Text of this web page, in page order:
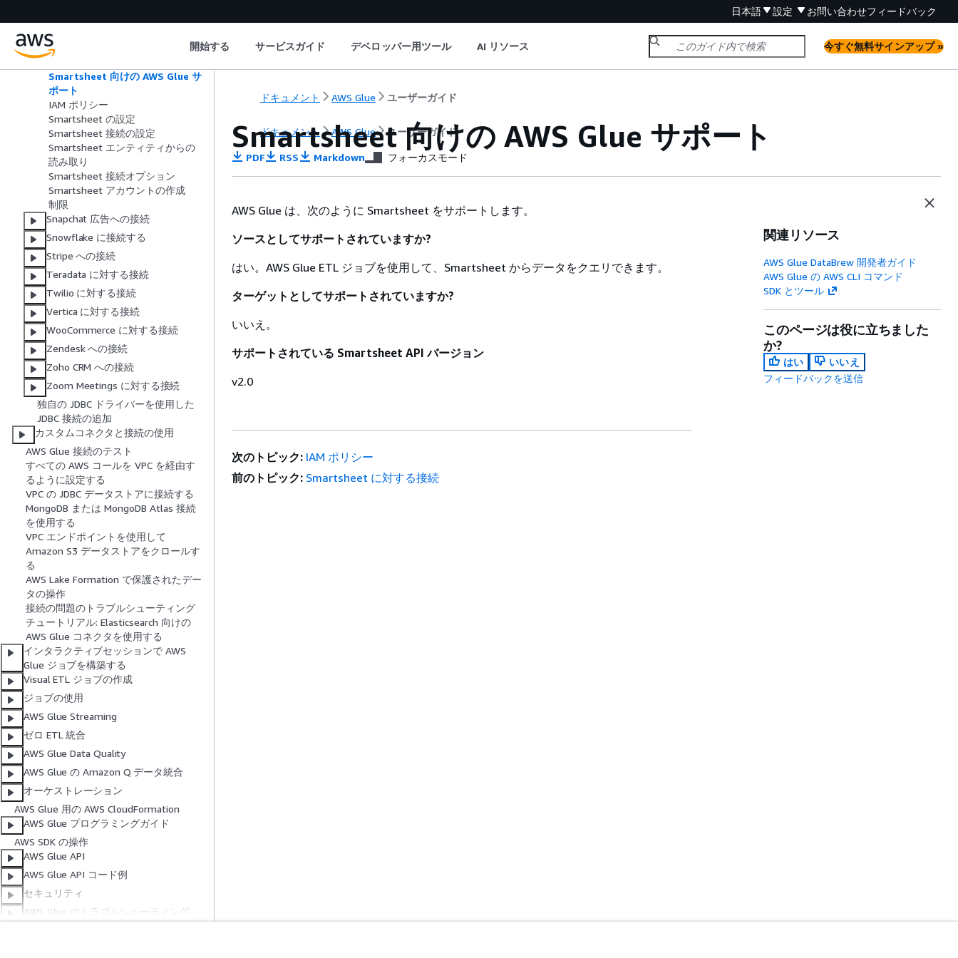
日本語 設定 お問い合わせフィードバック
開始する サービスガイド デベロッパー用ツール AI リソース 今すぐ無料サインアップ »
ServiceNow への接続
Slack への接続
Smartsheet に対する接続
Smartsheet 向けの AWS Glue サ
ポート
IAM ポリシー
Smartsheet の設定
Smartsheet 接続の設定
Smartsheet エンティティからの
読み取り
Smartsheet 接続オプション
Smartsheet アカウントの作成
制限
Snapchat 広告への接続
Snowflake に接続する
Stripe への接続
Teradata に対する接続
Twilio に対する接続
Vertica に対する接続
WooCommerce に対する接続
Zendesk への接続
Zoho CRM への接続
Zoom Meetings に対する接続
独自の JDBC ドライバーを使用した
JDBC 接続の追加
カスタムコネクタと接続の使用
AWS Glue 接続のテスト
すべての AWS コールを VPC を経由す
るように設定する
VPC の JDBC データストアに接続する
MongoDB または MongoDB Atlas 接続
を使用する
VPC エンドポイントを使用して
Amazon S3 データストアをクロールす
る
AWS Lake Formation で保護されたデー
タの操作
接続の問題のトラブルシューティング
チュートリアル: Elasticsearch 向けの
AWS Glue コネクタを使用する
インタラクティブセッションで AWS
Glue ジョブを構築する
Visual ETL ジョブの作成
ジョブの使用
AWS Glue Streaming
ゼロ ETL 統合
AWS Glue Data Quality
AWS Glue の Amazon Q データ統合
オーケストレーション
AWS Glue 用の AWS CloudFormation
AWS Glue プログラミングガイド
AWS SDK の操作
AWS Glue API
AWS Glue API コード例
セキュリティ
AWS Glue のトラブルシューティング
ドキュメント AWS Glue ユーザーガイド
ドキュメント AWS Glue ユーザーガイド
Smartsheet 向けの AWS Glue サポート
PDF RSS Markdown フォーカスモード
AWS Glue は、次のように Smartsheet をサポートします。
ソースとしてサポートされていますか?
はい。AWS Glue ETL ジョブを使用して、Smartsheet からデータをクエリできます。
ターゲットとしてサポートされていますか?
いいえ。
サポートされている Smartsheet API バージョン
v2.0
関連リソース
AWS Glue DataBrew 開発者ガイド
AWS Glue の AWS CLI コマンド
SDK とツール
このページは役に立ちました
か?
はい
いいえ
フィードバックを送信
次のトピック: IAM ポリシー
前のトピック: Smartsheet に対する接続